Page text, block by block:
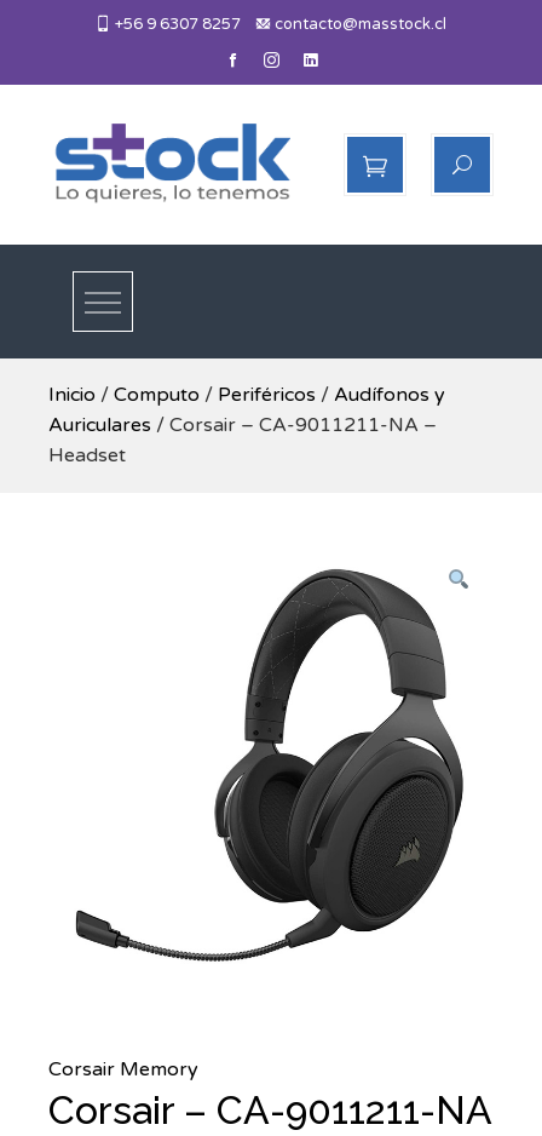
+56 9 6307 8257 contacto@masstock.cl
Más Stock
Inicio / Computo / Periféricos / Audífonos y
Auriculares / Corsair – CA-9011211-NA –
Headset
Corsair Memory
Corsair – CA-9011211-NA